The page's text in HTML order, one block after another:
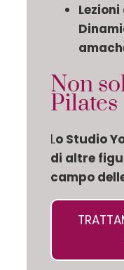
Non
Pilates
Lo Studio
di altre
campo